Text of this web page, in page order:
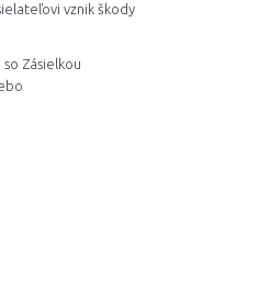
vznik škody
Zásielkou